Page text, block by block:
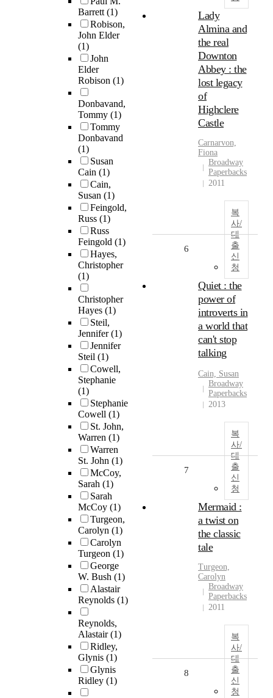
Barrett(1)
Robison,
John Elder
(1)
John
Elder
Robison (1)
Donbavand,
Tommy (1)
Tommy
Donbavand
(1)
Susan
Cain (1)
Cain,
Susan (1)
Feingold,
Russ (1)
Russ
Feingold (1)
Hayes,
Christopher
(1)
Christopher
Hayes (1)
Steil,
Jennifer(1)
Jennifer
Steil (1)
Cowell,
Stephanie
(1)
Stephanie
Cowell (1)
St. John,
Warren (1)
Warren
St. John (1)
McCoy,
Sarah (1)
Sarah
McCoy (1)
Turgeon,
Carolyn (1)
Carolyn
Turgeon (1)
George
W. Bush (1)
Alastair
Reynolds (1)
Reynolds,
Alastair(1)
Ridley,
Glynis (1)
Glynis
Ridley (1)
Lady
Almina and
the real
Downton
Abbey : the
lost legacy
of
Highclere
Castle
Carnarvon,
Fiona
Broadway
Paperbacks
2011
복
사/
대
출
신
청
6
Quiet : the
power of
introverts in
a world that
can't stop
talking
Cain, Susan
Broadway
Paperbacks
2013
복
사/
대
출
신
청
7
Mermaid :
a twist on
the classic
tale
Turgeon,
Carolyn
Broadway
Paperbacks
2011
복
사/
대
출
신
청
8